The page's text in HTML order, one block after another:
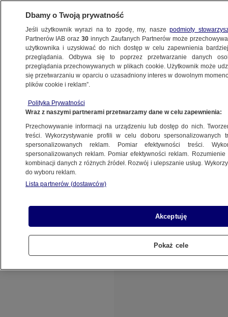
BIZNES
NAJNOWSZE
separatystów?
22.12.2008, 10:23Aktualizacja:22.12.2008, 11:11
Udostępnij
Jak daleko posunie się Aleksandr Łukaszenka,
"Kommiersant", w zamian za niższe ceny
białoruski prezydent uzna niepodległość
Abchazji i Osetii Południowej.
Dbamy o Twoją prywatność
Jeśli użytkownik wyrazi na to zgodę, my, naszepodmioty
Partnerów IAB oraz30 innych Zaufanych Partnerów może
użytkownika i uzyskiwać do nich dostęp w celu zapewnienia
przeglądania. Odbywa się to poprzez przetwarzanie danych
przeglądania przechowywanych w plikach cookie. Użytkownik może
się przetwarzaniu w oparciu o uzasadniony interes w dowolnym
plików cookie i reklam”.
Polityka Prywatności
Wraz z naszymi partnerami przetwarzamy dane w celu zapewnienia:
Przechowywanie informacji na urządzeniu lub dostęp do nich.
treści. Wykorzystywanie profili w celu doboru spersonalizowanych
spersonalizowanych reklam. Pomiar efektywności treści.
spersonalizowanych reklam. Pomiar efektywności reklam.
kombinacji danych z różnych źródeł. Rozwój i ulepszanie usług.
do wyboru reklam.
Lista partnerów (dostawców)
Akceptuję
Pokaż cele